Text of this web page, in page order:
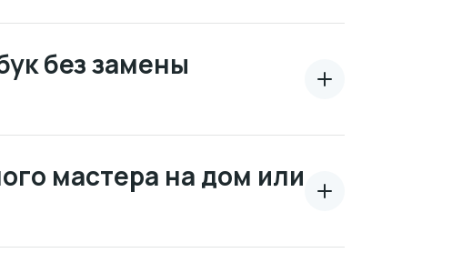
без замены
мастера на дом или